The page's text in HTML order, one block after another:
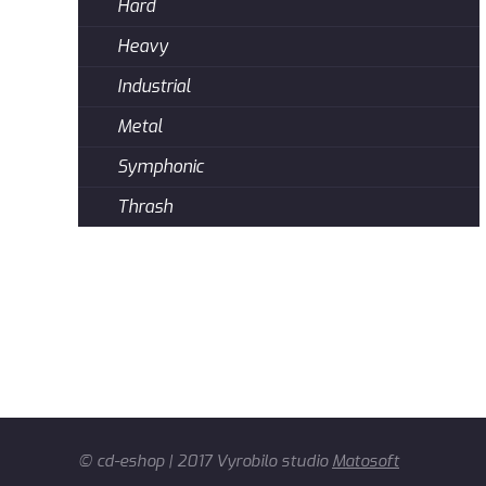
Hard
Heavy
Industrial
Metal
Symphonic
Thrash
© cd-eshop | 2017 Vyrobilo studio Matosoft